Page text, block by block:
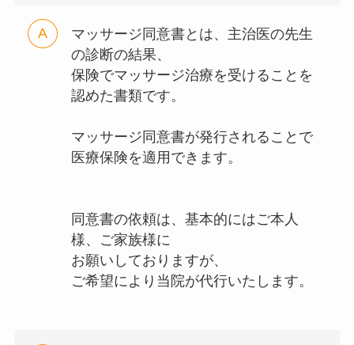
マッサージ同意書とは、主治医の先生
の診断の結果、
保険でマッサージ治療を受けることを
認めた書類です。
マッサージ同意書が発行されることで
医療保険を適用できます。
同意書の依頼は、基本的にはご本人
様、ご家族様に
お願いしておりますが、
ご希望により当院が代行いたします。